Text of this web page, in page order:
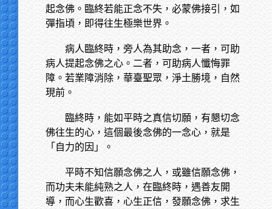
起念佛。臨終若能正念不失，必蒙佛接引，如
彈指頃，即得往生極樂世界。
病人臨終時，旁人為其助念，一者，可助
病人提起念佛之心。二者，可助病人懺悔罪
障。若業障消除，華臺聖眾，淨土勝境，自然
現前。
臨終時，能如平時之真信切願，有懇切念
佛往生的心，這個最後念佛的一念心，就是
「自力的因」。
平時不知信願念佛之人，或雖信願念佛，
而功夫未能純熟之人，在臨終時，遇善友開
導，而心生歡喜，心生正信，發願念佛，求生